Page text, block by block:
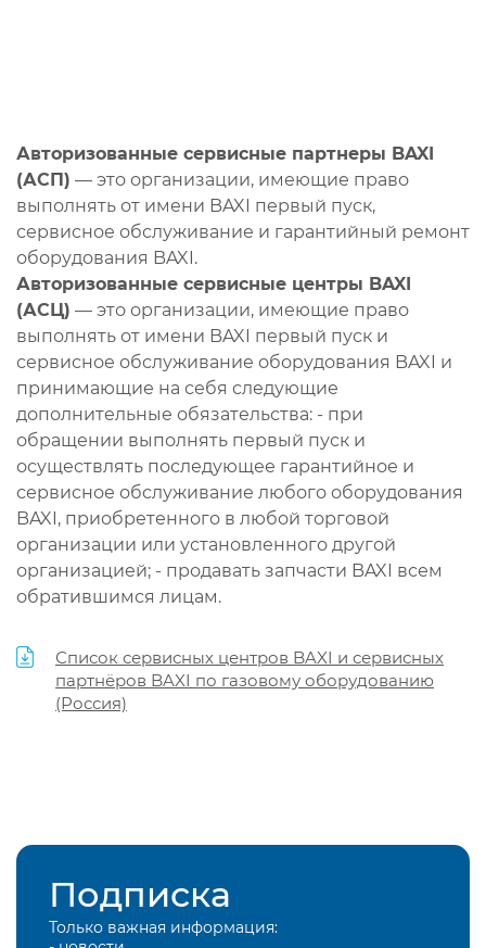
Авторизованные сервисные партнеры BAXI
(АСП) — это организации, имеющие право
выполнять от имени BAXI первый пуск,
сервисное обслуживание и гарантийный ремонт
оборудования BAXI.
Авторизованные сервисные центры BAXI
(АСЦ) — это организации, имеющие право
выполнять от имени BAXI первый пуск и
сервисное обслуживание оборудования BAXI и
принимающие на себя следующие
дополнительные обязательства: - при
обращении выполнять первый пуск и
осуществлять последующее гарантийное и
сервисное обслуживание любого оборудования
BAXI, приобретенного в любой торговой
организации или установленного другой
организацией; - продавать запчасти BAXI всем
обратившимся лицам.
Список сервисных центров BAXI и сервисных
партнёров BAXI по газовому оборудованию
(Россия)
Подписка
Только важная информация: